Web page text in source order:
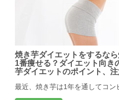
焼き芋ダイエットをするな
1番痩せる？ダイエット向き
芋ダイエットのポイント、
最近、焼き芋は1年を通してコン